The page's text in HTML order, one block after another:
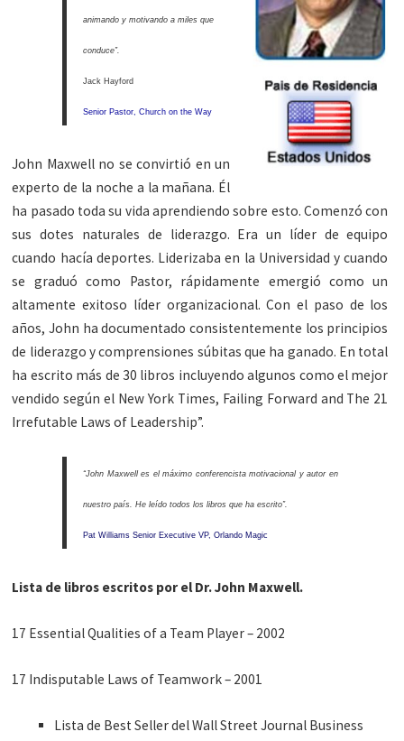
animando y motivando a miles que
conduce”.
Jack Hayford
Senior Pastor, Church on the Way
John Maxwell no se convirtió en un
experto de la noche a la mañana. Él
ha pasado toda su vida aprendiendo sobre esto. Comenzó con
sus dotes naturales de liderazgo. Era un líder de equipo
cuando hacía deportes. Liderizaba en la Universidad y cuando
se graduó como Pastor, rápidamente emergió como un
altamente exitoso líder organizacional. Con el paso de los
años, John ha documentado consistentemente los principios
de liderazgo y comprensiones súbitas que ha ganado. En total
ha escrito más de 30 libros incluyendo algunos como el mejor
vendido según el New York Times, Failing Forward and The 21
Irrefutable Laws of Leadership”.
“John Maxwell es el máximo conferencista motivacional y autor en
nuestro país. He leído todos los libros que ha escrito”.
Pat Williams Senior Executive VP, Orlando Magic
Lista de libros escritos por el Dr. John Maxwell.
17 Essential Qualities of a Team Player – 2002
17 Indisputable Laws of Teamwork – 2001
Lista de Best Seller del Wall Street Journal Business